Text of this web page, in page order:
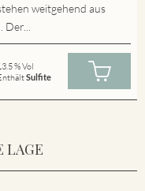
weitgehend aus
% Vol
Sulfite
LAGE